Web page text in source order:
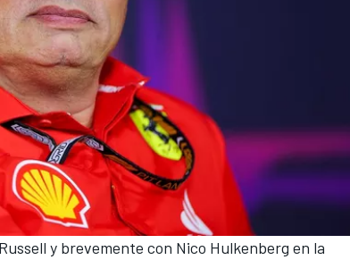
y brevemente con Nico Hulkenberg en la